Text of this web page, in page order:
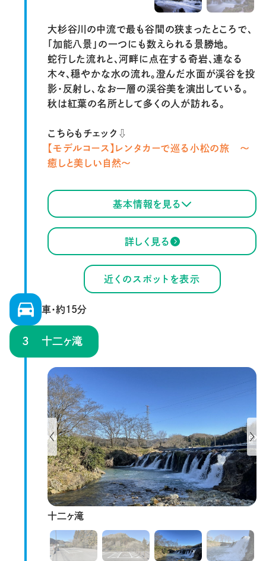
大杉谷川の中流で最も谷間の狭まったところで、
「加能八景」の一つにも数えられる景勝地。
蛇行した流れと、河畔に点在する奇岩、連なる
木々、穏やかな水の流れ。澄んだ水面が渓谷を投
影・反射し、なお一層の渓谷美を演出している。
秋は紅葉の名所として多くの人が訪れる。
こちらもチェック⇩
【モデルコース】レンタカーで巡る小松の旅 ～
癒しと美しい自然～
基本情報を見る
詳しく見る
近くのスポットを表示
車・約15分
十二ヶ滝
Previous
十二ヶ滝
Next